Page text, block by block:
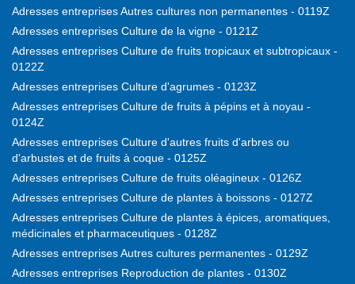
Adresses entreprises Autres cultures non permanentes - 0119Z
Adresses entreprises Culture de la vigne - 0121Z
Adresses entreprises Culture de fruits tropicaux et subtropicaux -
0122Z
Adresses entreprises Culture d'agrumes - 0123Z
Adresses entreprises Culture de fruits à pépins et à noyau -
0124Z
Adresses entreprises Culture d'autres fruits d'arbres ou
d'arbustes et de fruits à coque - 0125Z
Adresses entreprises Culture de fruits oléagineux - 0126Z
Adresses entreprises Culture de plantes à boissons - 0127Z
Adresses entreprises Culture de plantes à épices, aromatiques,
médicinales et pharmaceutiques - 0128Z
Adresses entreprises Autres cultures permanentes - 0129Z
Adresses entreprises Reproduction de plantes - 0130Z